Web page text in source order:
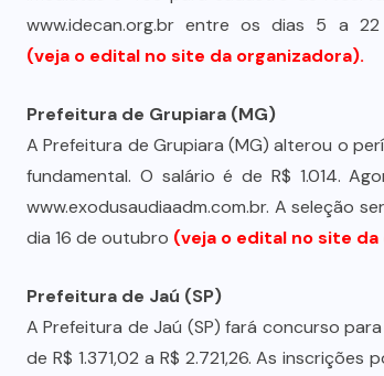
www.idecan.org.br entre os dias 5 a
(veja o edital no site da organizadora).
Prefeitura de Grupiara (MG)
A Prefeitura de Grupiara (MG) alterou o
fundamental. O salário é de R$ 1.014.
www.exodusaudiaadm.com.br. A seleção
dia 16 de outubro (veja o edital no site
Prefeitura de Jaú (SP)
A Prefeitura de Jaú (SP) fará concurso
de R$ 1.371,02 a R$ 2.721,26. As